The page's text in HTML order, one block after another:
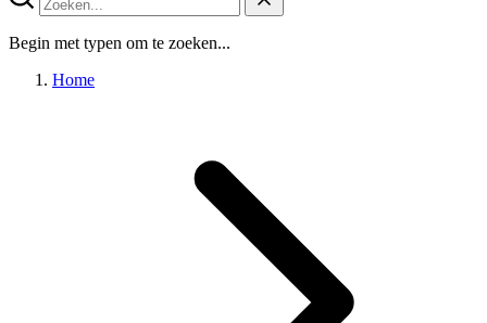
Begin met typen om te zoeken...
Home